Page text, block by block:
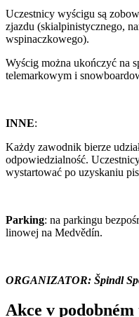
Uczestnicy wyścigu są
zjazdu (skialpinistycznego,
wspinaczkowego).
Wyścig można ukończyć na
telemarkowym i
INNE:
Każdy zawodnik bierze
odpowiedzialność.
wystartować po uzyskaniu
Parking: na parkingu
linowej na Medvědín.
ORGANIZATOR: Špindl
Akce v